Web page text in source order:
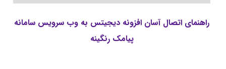
راهنمای اتصال آسان افزونه دیجیتس به وب سرویس سامانه
پیامک رنگینه